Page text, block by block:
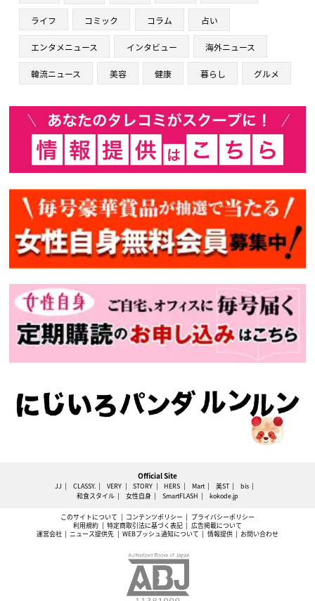
ライフ コミック コラム 占い
エンタメニュース インタビュー 海外ニュース
韓流ニュース 美容 健康 暮らし グルメ
Official Site
JJ CLASSY. VERY STORY HERS Mart 美ST
bis
和食スタイル
女性自身 SmartFLASH kokode.jp
このサイトについて コンテンツポリシー
プライバシーポリシー
利用規約
特定商取引法に基づく表記
広告掲載について
運営会社
ニュース提供先 WEBプッシュ通知について 情報提供 お問い合わせ